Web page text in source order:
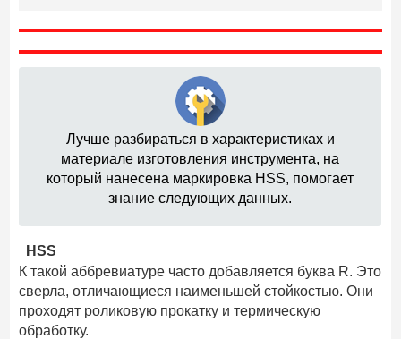
Лучше разбираться в характеристиках и
материале изготовления инструмента, на
который нанесена маркировка HSS, помогает
знание следующих данных.
HSS
К такой аббревиатуре часто добавляется буква R. Это
сверла, отличающиеся наименьшей стойкостью. Они
проходят роликовую прокатку и термическую
обработку.